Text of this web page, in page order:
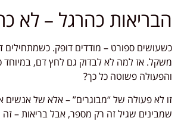
הבריאות כהרגל – לא
כשעושים ספורט – מודדים דופק. כשמתחילים
משקל. אז למה לא לבדוק גם לחץ דם, במיוחד
והפעולה פשוטה כל כך?
זו לא פעולה של “מבוגרים” – אלא של אנשים
שמבינים שגיל זה רק מספר, אבל בריאות – זה